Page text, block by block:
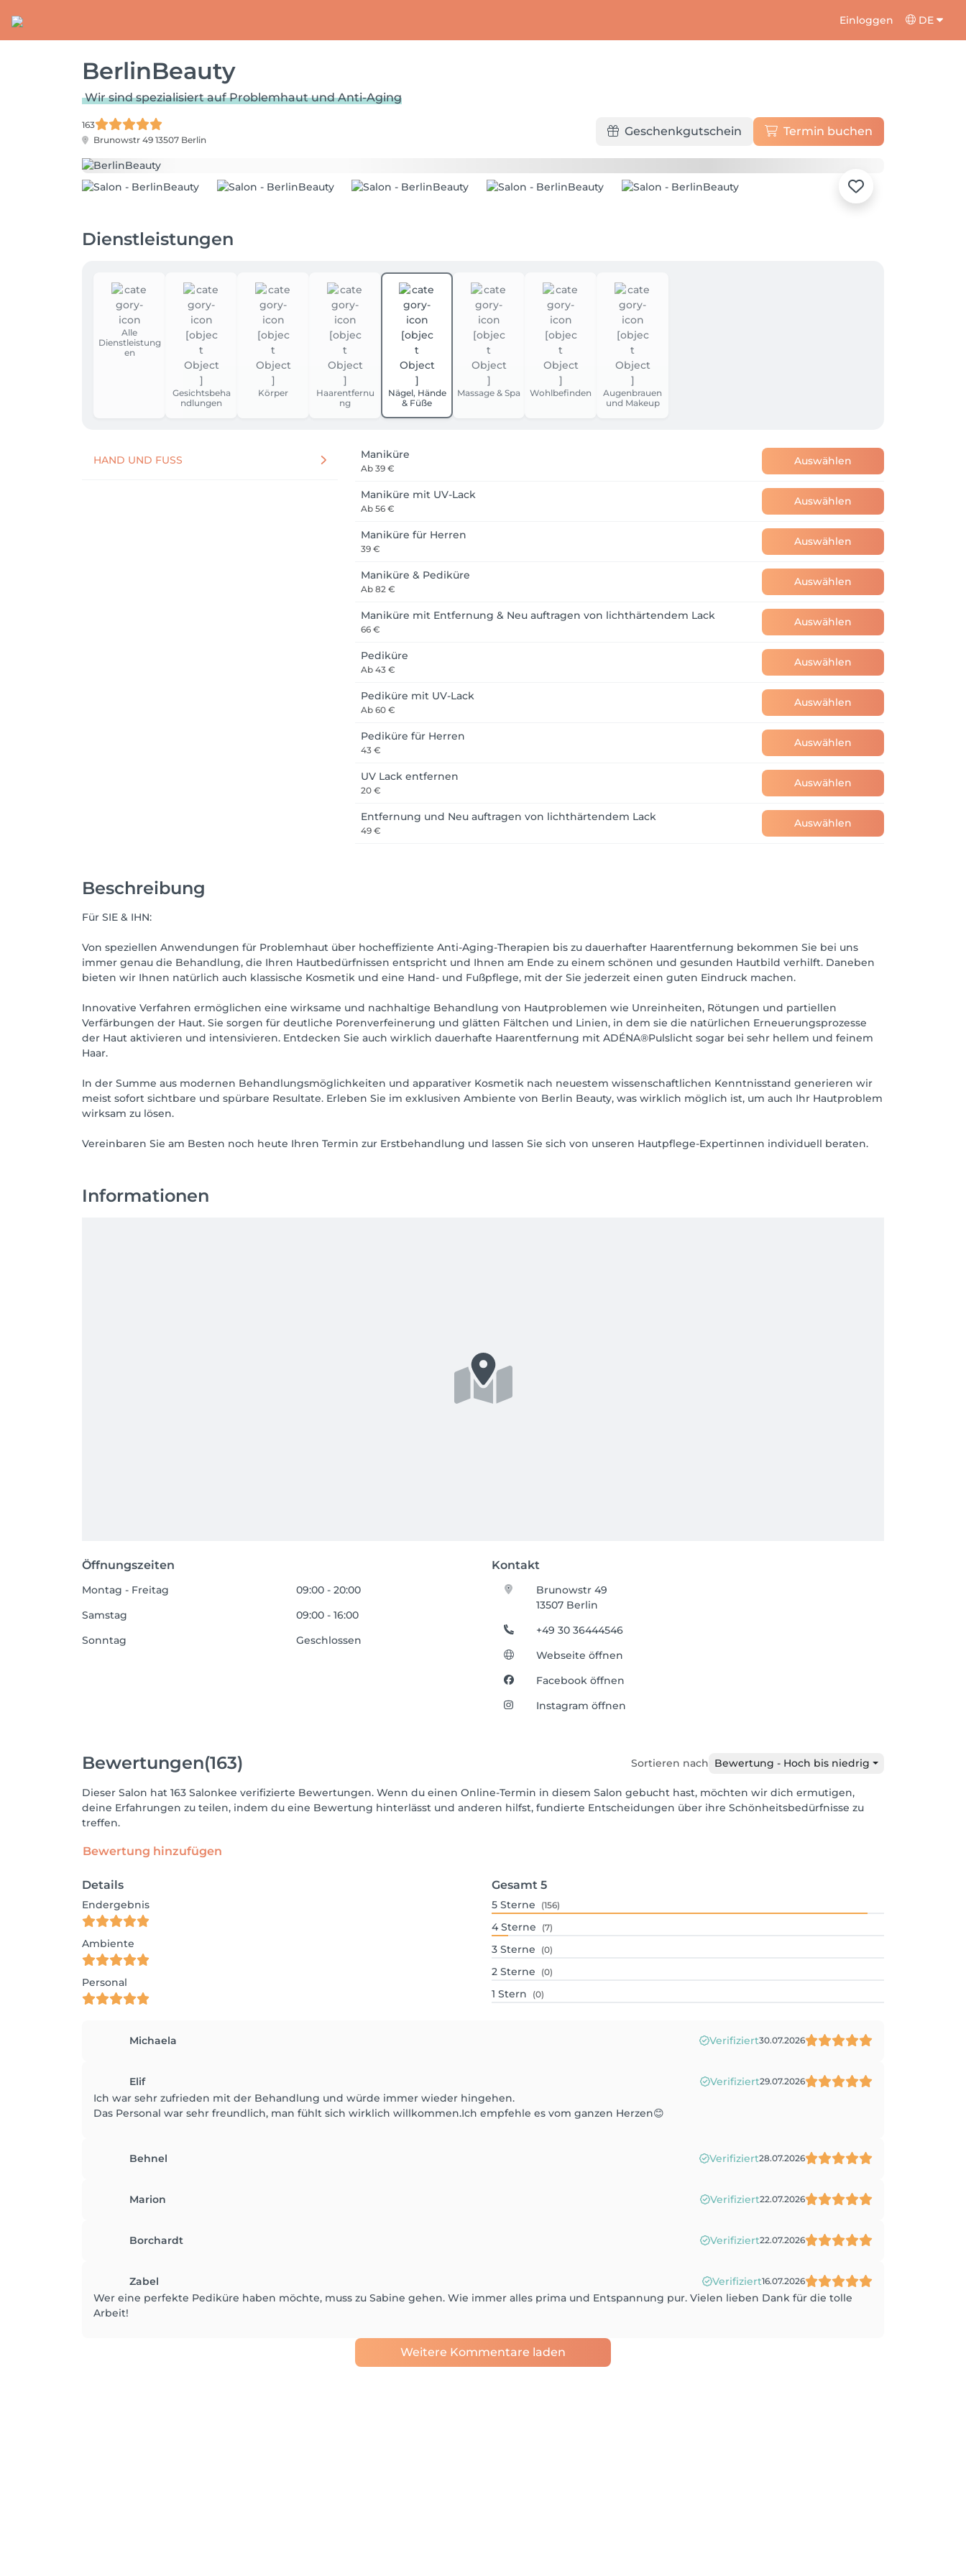
Einloggen DE
BerlinBeauty
Wir sind spezialisiert auf Problemhaut und Anti-Aging
163
Brunowstr 49 13507 Berlin
Geschenkgutschein Termin buchen
Dienstleistungen
Alle
Dienstleistung
en
Gesichtsbeha
ndlungen
Körper
Haarentfernu
ng
Nägel, Hände
& Füße
Massage & Spa Wohlbefinden
Augenbrauen
und Makeup
HAND UND FUSS Maniküre
Ab 39 €
Auswählen
Maniküre mit UV-Lack
Ab 56 €
Auswählen
Maniküre für Herren
39 €
Auswählen
Maniküre & Pediküre
Ab 82 €
Auswählen
Maniküre mit Entfernung & Neu auftragen von lichthärtendem Lack
66 €
Auswählen
Pediküre
Ab 43 €
Auswählen
Pediküre mit UV-Lack
Ab 60 €
Auswählen
Pediküre für Herren
43 €
Auswählen
UV Lack entfernen
20 €
Auswählen
Entfernung und Neu auftragen von lichthärtendem Lack
49 €
Auswählen
Beschreibung
Für SIE & IHN:
Von speziellen Anwendungen für Problemhaut über hocheffiziente Anti-Aging-Therapien bis zu dauerhafter Haarentfernung bekommen Sie bei uns
immer genau die Behandlung, die Ihren Hautbedürfnissen entspricht und Ihnen am Ende zu einem schönen und gesunden Hautbild verhilft. Daneben
bieten wir Ihnen natürlich auch klassische Kosmetik und eine Hand- und Fußpflege, mit der Sie jederzeit einen guten Eindruck machen.
Innovative Verfahren ermöglichen eine wirksame und nachhaltige Behandlung von Hautproblemen wie Unreinheiten, Rötungen und partiellen
Verfärbungen der Haut. Sie sorgen für deutliche Porenverfeinerung und glätten Fältchen und Linien, in dem sie die natürlichen Erneuerungsprozesse
der Haut aktivieren und intensivieren. Entdecken Sie auch wirklich dauerhafte Haarentfernung mit ADÉNA®Pulslicht sogar bei sehr hellem und feinem
Haar.
In der Summe aus modernen Behandlungsmöglichkeiten und apparativer Kosmetik nach neuestem wissenschaftlichen Kenntnisstand generieren wir
meist sofort sichtbare und spürbare Resultate. Erleben Sie im exklusiven Ambiente von Berlin Beauty, was wirklich möglich ist, um auch Ihr Hautproblem
wirksam zu lösen.
Vereinbaren Sie am Besten noch heute Ihren Termin zur Erstbehandlung und lassen Sie sich von unseren Hautpflege-Expertinnen individuell beraten.
Informationen
Öffnungszeiten Kontakt
Montag - Freitag
09:00 - 20:00
Samstag
09:00 - 16:00
Sonntag
Geschlossen
Brunowstr 49
13507 Berlin
+49 30 36444546
Webseite öffnen
Facebook öffnen
Instagram öffnen
Bewertungen(163) Sortieren nach Bewertung - Hoch bis niedrig
Dieser Salon hat 163 Salonkee verifizierte Bewertungen. Wenn du einen Online-Termin in diesem Salon gebucht hast, möchten wir dich ermutigen,
deine Erfahrungen zu teilen, indem du eine Bewertung hinterlässt und anderen hilfst, fundierte Entscheidungen über ihre Schönheitsbedürfnisse zu
treffen.
Bewertung hinzufügen
Details
Endergebnis
Ambiente
Personal
Gesamt 5
5 Sterne (156)
4 Sterne (7)
3 Sterne (0)
2 Sterne (0)
1 Stern (0)
Michaela Verifiziert30.07.2026
Elif Verifiziert29.07.2026
Ich war sehr zufrieden mit der Behandlung und würde immer wieder hingehen.
Das Personal war sehr freundlich, man fühlt sich wirklich willkommen.Ich empfehle es vom ganzen Herzen😊
Behnel Verifiziert28.07.2026
Marion Verifiziert22.07.2026
Borchardt Verifiziert22.07.2026
Zabel Verifiziert16.07.2026
Wer eine perfekte Pediküre haben möchte, muss zu Sabine gehen. Wie immer alles prima und Entspannung pur. Vielen lieben Dank für die tolle
Arbeit!
Weitere Kommentare laden